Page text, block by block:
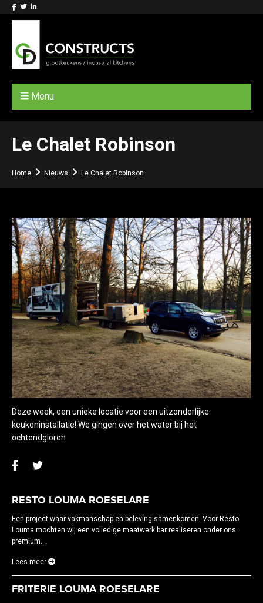
Menu
Le Chalet Robinson
Home Nieuws Le Chalet Robinson
Deze week, een unieke locatie voor een uitzonderlijke
keukeninstallatie! We gingen over het water bij het
ochtendgloren
RESTO LOUMA ROESELARE
Een project waar vakmanschap en beleving samenkomen. Voor Resto
Louma mochten wij een volledige maatwerk bar realiseren onder ons
premium...
Lees meer
FRITERIE LOUMA ROESELARE